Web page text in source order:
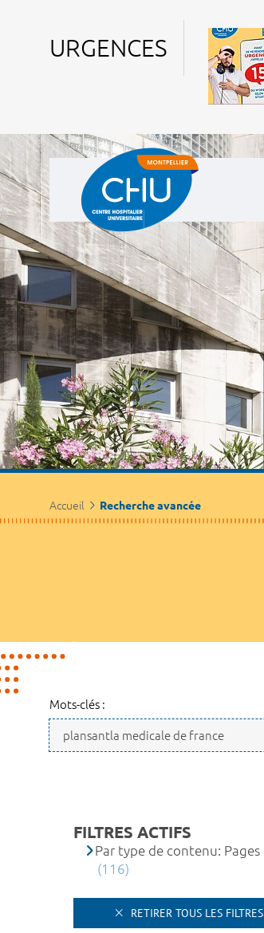
URGENCES
Accueil Recherche avancée
Mots-clés :
FILTRES ACTIFS
Par type de contenu: Pages
(116)
RETIRER TOUS LES FILTRES